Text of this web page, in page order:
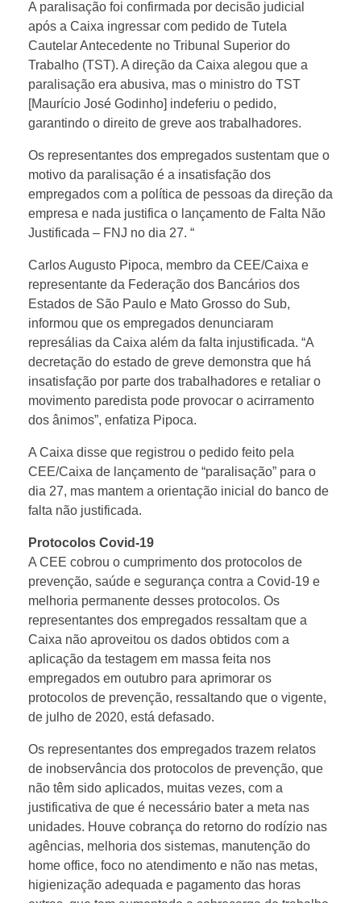
A paralisação foi confirmada por decisão judicial
após a Caixa ingressar com pedido de Tutela
Cautelar Antecedente no Tribunal Superior do
Trabalho (TST). A direção da Caixa alegou que a
paralisação era abusiva, mas o ministro do TST
[Maurício José Godinho] indeferiu o pedido,
garantindo o direito de greve aos trabalhadores.
Os representantes dos empregados sustentam que o
motivo da paralisação é a insatisfação dos
empregados com a política de pessoas da direção da
empresa e nada justifica o lançamento de Falta Não
Justificada – FNJ no dia 27. “
Carlos Augusto Pipoca, membro da CEE/Caixa e
representante da Federação dos Bancários dos
Estados de São Paulo e Mato Grosso do Sub,
informou que os empregados denunciaram
represálias da Caixa além da falta injustificada. “A
decretação do estado de greve demonstra que há
insatisfação por parte dos trabalhadores e retaliar o
movimento paredista pode provocar o acirramento
dos ânimos”, enfatiza Pipoca.
A Caixa disse que registrou o pedido feito pela
CEE/Caixa de lançamento de “paralisação” para o
dia 27, mas mantem a orientação inicial do banco de
falta não justificada.
Protocolos Covid-19
A CEE cobrou o cumprimento dos protocolos de
prevenção, saúde e segurança contra a Covid-19 e
melhoria permanente desses protocolos. Os
representantes dos empregados ressaltam que a
Caixa não aproveitou os dados obtidos com a
aplicação da testagem em massa feita nos
empregados em outubro para aprimorar os
protocolos de prevenção, ressaltando que o vigente,
de julho de 2020, está defasado.
Os representantes dos empregados trazem relatos
de inobservância dos protocolos de prevenção, que
não têm sido aplicados, muitas vezes, com a
justificativa de que é necessário bater a meta nas
unidades. Houve cobrança do retorno do rodízio nas
agências, melhoria dos sistemas, manutenção do
home office, foco no atendimento e não nas metas,
higienização adequada e pagamento das horas